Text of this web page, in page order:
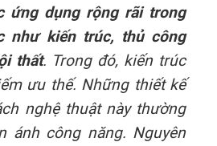
ứng dụng rộng rãi trong
như kiến trúc, thủ công
thất. Trong đó, kiến trúc
ưu thế. Những thiết kế
nghệ thuật này thường
ánh công năng. Nguyên